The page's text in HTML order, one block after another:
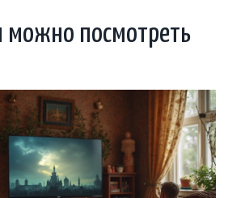
можно посмотреть